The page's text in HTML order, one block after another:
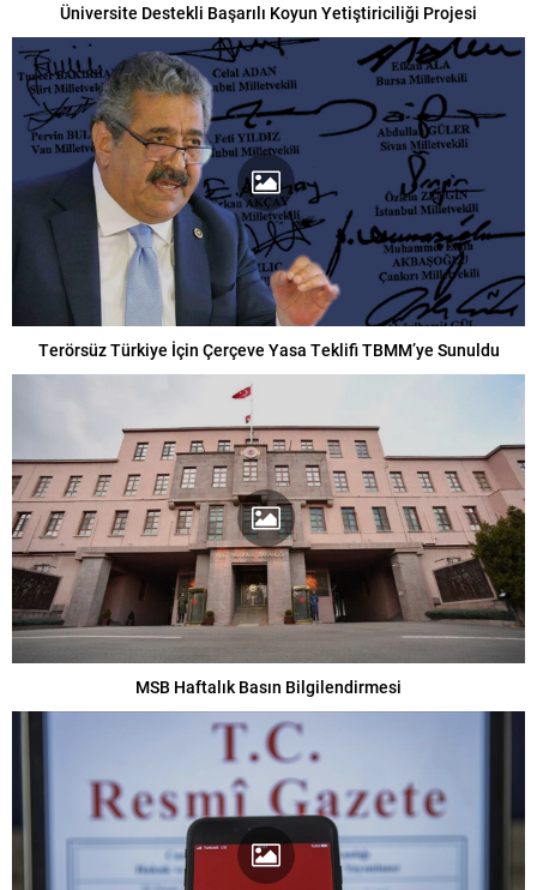
Üniversite Destekli Başarılı Koyun Yetiştiriciliği Projesi
Terörsüz Türkiye İçin Çerçeve Yasa Teklifi TBMM’ye Sunuldu
MSB Haftalık Basın Bilgilendirmesi